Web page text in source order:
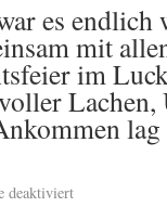
es endlich
mit
im
Lachen,
deaktiviert